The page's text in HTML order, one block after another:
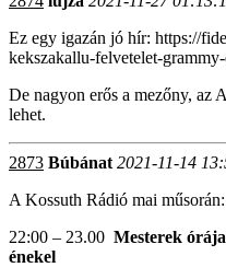
Ez egy igazán jó hír: https://
kekszakallu-felvetelet-
De nagyon erős a mezőny, az
lehet.
2873 Búbánat 2021-11-14
A Kossuth Rádió mai műsorán:
22:00 – 23.00 Mesterek
énekel